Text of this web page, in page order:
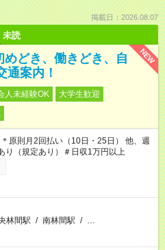
掲載日：2026.08.07
未読
NEW
めどき、働きどき、自
通案内！
人未経験OK
大学生歓迎
原則月2回払い（10日・25日） 他、週
り（規定あり）＃日収1万円以上
林間駅 / 南林間駅 / …